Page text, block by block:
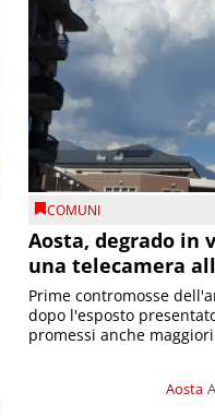
COMUNI
Aosta, degrado in
una telecamera
Aosta
Prime contromosse
dopo l'esposto
promessi anche